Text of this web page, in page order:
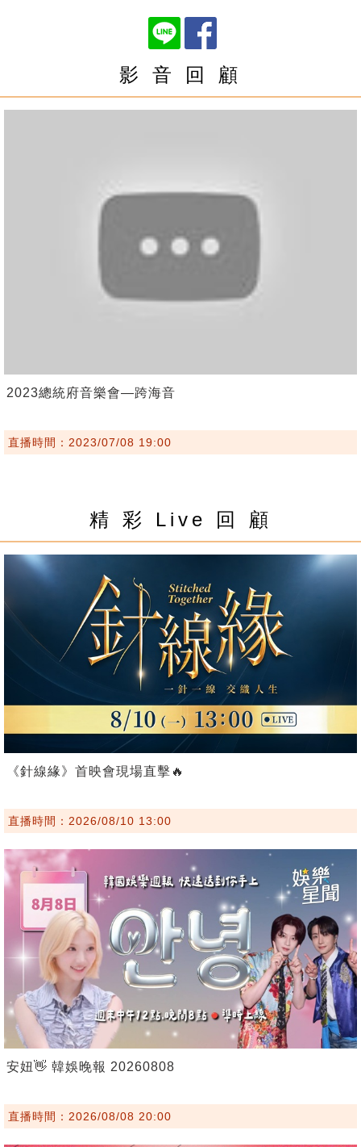
影 音 回 顧
2023總統府音樂會—跨海音
直播時間：2023/07/08 19:00
精 彩 Live 回 顧
《針線緣》首映會現場直擊🔥
直播時間：2026/08/10 13:00
安妞👋 韓娛晚報 20260808
直播時間：2026/08/08 20:00